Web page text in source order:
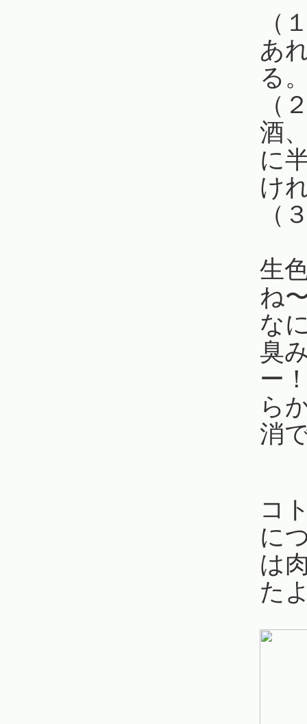
（
あ
る
（
酒
に
け
（
生
ね
な
臭
ー
ら
消
コ
に
は
た